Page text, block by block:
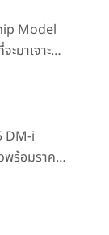
พียงจอง
รับบัตร
บาท
Model
มาเจาะ
องค์กรยุค
DM-i
ร้อมราคา
บาท รุ่น